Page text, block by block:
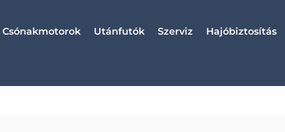
Csónakmotorok Utánfutók Szerviz Hajóbiztosítás